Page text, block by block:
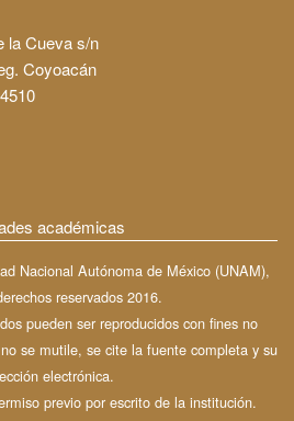
la Cueva s/n
Coyoacán
académicas
Nacional Autónoma de México (UNAM),
reservados 2016.
pueden ser reproducidos con fines no
se mutile, se cite la fuente completa y su
electrónica.
previo por escrito de la institución.